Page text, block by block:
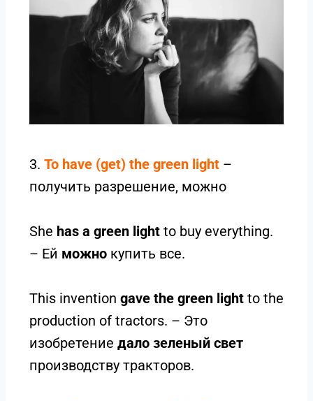
3. To have (get) the green light –
получить разрешение, можно
She has a green light to buy everything.
– Ей можно купить все.
This invention gave the green light to the
production of tractors. – Это
изобретение дало зеленый свет
производству тракторов.